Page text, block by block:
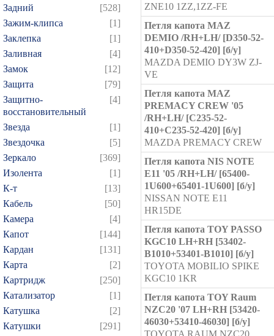
Задний
[528]
Зажим-клипса
[1]
Заклепка
[1]
Заливная
[4]
Замок
[12]
Защита
[79]
Защитно-
восстановительный
[4]
Звезда
[1]
Звездочка
[5]
Зеркало
[369]
Изолента
[1]
К-т
[13]
Кабель
[50]
Камера
[4]
Капот
[144]
Кардан
[131]
Карта
[2]
Картридж
[250]
Катализатор
[1]
Катушка
[2]
Катушки
[291]
ZNE10 1ZZ,1ZZ-FE
Петля капота MAZ
DEMIO /RH+LH/ [D350-52-
410+D350-52-420] [б/у]
MAZDA DEMIO DY3W ZJ-
VE
Петля капота MAZ
PREMACY CREW '05
/RH+LH/ [C235-52-
410+C235-52-420] [б/у]
MAZDA PREMACY CREW
Петля капота NIS NOTE
E11 '05 /RH+LH/ [65400-
1U600+65401-1U600] [б/у]
NISSAN NOTE E11
HR15DE
Петля капота TOY PASSO
KGC10 LH+RH [53402-
B1010+53401-B1010] [б/у]
TOYOTA MOBILIO SPIKE
KGC10 1KR
Петля капота TOY Raum
NZC20 '07 LH+RH [53420-
46030+53410-46030] [б/у]
TOYOTA RAUM NZC20